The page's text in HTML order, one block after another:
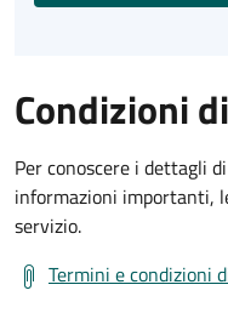
Condizioni
Per conoscere i dettagli
informazioni importanti,
servizio.
Termini e condizioni